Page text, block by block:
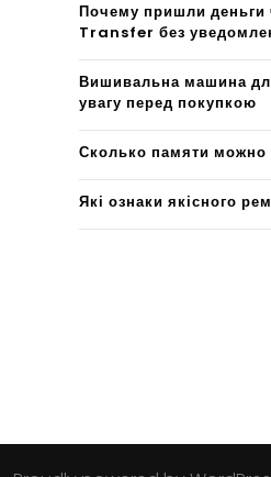
Почему пришли деньги
Transfer без
Вишивальна машина
увагу перед покупкою
Сколько памяти
Які ознаки якісного